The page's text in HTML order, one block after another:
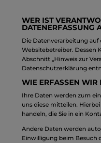
WER IST
DATENERFASSUNG
Die Datenverarbeitung
Websitebetreiber. Dessen
Abschnitt „Hinweis zur
Datenschutzerklärung
WIE ERFASSEN WIR
Ihre Daten werden zum
uns diese mitteilen.
handeln, die Sie in ein
Andere Daten werden
Einwilligung beim Besuch